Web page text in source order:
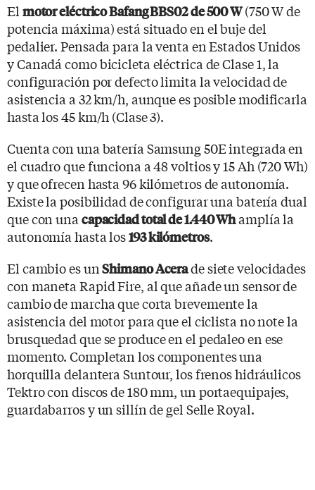
El motor eléctrico Bafang BBS02 de 500 W(750 W de
potencia máxima) está situado en el buje del
pedalier. Pensada para la venta en Estados Unidos
y Canadá como bicicleta eléctrica de Clase 1, la
configuración por defecto limita la velocidad de
asistencia a 32 km/h, aunque es posible modificarla
hasta los 45 km/h (Clase 3).
Cuenta con una batería Samsung 50E integrada en
el cuadro que funciona a 48 voltios y 15 Ah (720 Wh)
y que ofrecen hasta 96 kilómetros de autonomía.
Existe la posibilidad de configurar una batería dual
que con una capacidad total de 1.440 Whamplía la
autonomía hasta los193 kilómetros.
El cambio es unShimano Acerade siete velocidades
con maneta Rapid Fire, al que añade un sensor de
cambio de marcha que corta brevemente la
asistencia del motor para que el ciclista no note la
brusquedad que se produce en el pedaleo en ese
momento. Completan los componentes una
horquilla delantera Suntour, los frenos hidráulicos
Tektro con discos de 180 mm, un portaequipajes,
guardabarros y un sillín de gel Selle Royal.